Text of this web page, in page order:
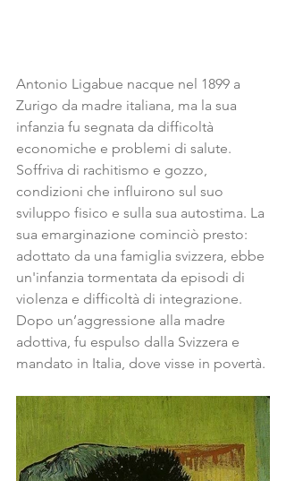
Antonio Ligabue nacque nel 1899 a
Zurigo da madre italiana, ma la sua
infanzia fu segnata da difficoltà
economiche e problemi di salute.
Soffriva di rachitismo e gozzo,
condizioni che influirono sul suo
sviluppo fisico e sulla sua autostima. La
sua emarginazione cominciò presto:
adottato da una famiglia svizzera, ebbe
un'infanzia tormentata da episodi di
violenza e difficoltà di integrazione.
Dopo un’aggressione alla madre
adottiva, fu espulso dalla Svizzera e
mandato in Italia, dove visse in povertà.